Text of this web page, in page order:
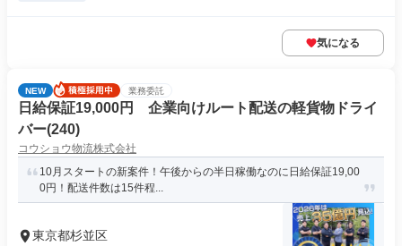
気になる
NEW 業務委託
日給保証19,000円 企業向けルート配送の軽貨物ドライ
バー(240)
コウショウ物流株式会社
10月スタートの新案件！午後からの半日稼働なのに日給保証19,00
0円！配送件数は15件程...
東京都杉並区